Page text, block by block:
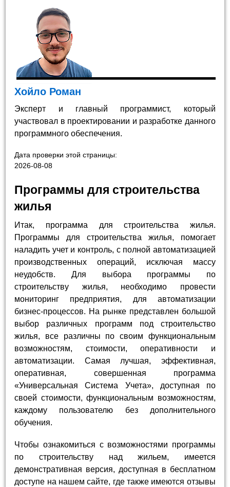
Хойло Роман
Эксперт и главный программист, который
участвовал в проектировании и разработке данного
программного обеспечения.
Дата проверки этой страницы:
2026-08-08
Программы для строительства
жилья
Итак, программа для строительства жилья.
Программы для строительства жилья, помогает
наладить учет и контроль, с полной автоматизацией
производственных операций, исключая массу
неудобств. Для выбора программы по
строительству жилья, необходимо провести
мониторинг предприятия, для автоматизации
бизнес-процессов. На рынке представлен большой
выбор различных программ под строительство
жилья, все различны по своим функциональным
возможностям, стоимости, оперативности и
автоматизации. Самая лучшая, эффективная,
оперативная, совершенная программа
«Универсальная Система Учета», доступная по
своей стоимости, функциональным возможностям,
каждому пользователю без дополнительного
обучения.
Чтобы ознакомиться с возможностями программы
по строительству над жильем, имеется
демонстративная версия, доступная в бесплатном
доступе на нашем сайте, где также имеются отзывы